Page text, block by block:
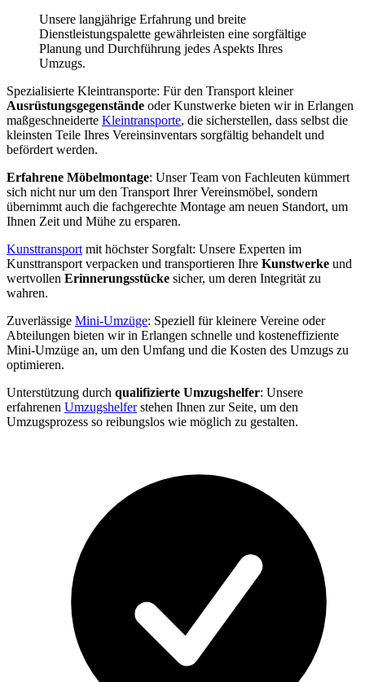
Unsere langjährige Erfahrung und breite
Dienstleistungspalette gewährleisten eine sorgfältige
Planung und Durchführung jedes Aspekts Ihres
Umzugs.
Spezialisierte Kleintransporte: Für den Transport kleiner
Ausrüstungsgegenstände oder Kunstwerke bieten wir in Erlangen
maßgeschneiderte Kleintransporte, die sicherstellen, dass selbst die
kleinsten Teile Ihres Vereinsinventars sorgfältig behandelt und
befördert werden.
Erfahrene Möbelmontage: Unser Team von Fachleuten kümmert
sich nicht nur um den Transport Ihrer Vereinsmöbel, sondern
übernimmt auch die fachgerechte Montage am neuen Standort, um
Ihnen Zeit und Mühe zu ersparen.
Kunsttransport mit höchster Sorgfalt: Unsere Experten im
Kunsttransport verpacken und transportieren Ihre Kunstwerke und
wertvollen Erinnerungsstücke sicher, um deren Integrität zu
wahren.
Zuverlässige Mini-Umzüge: Speziell für kleinere Vereine oder
Abteilungen bieten wir in Erlangen schnelle und kosteneffiziente
Mini-Umzüge an, um den Umfang und die Kosten des Umzugs zu
optimieren.
Unterstützung durch qualifizierte Umzugshelfer: Unsere
erfahrenen Umzugshelferstehen Ihnen zur Seite, um den
Umzugsprozess so reibungslos wie möglich zu gestalten.